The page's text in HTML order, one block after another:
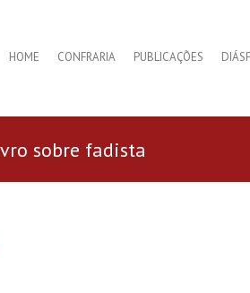
HOME CONFRARIA PUBLICAÇÕES
sobre fadista